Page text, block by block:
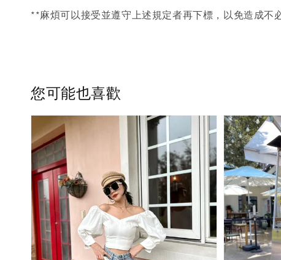
**麻煩可以接受並遵守上述規定者再下標，以免造成不
您可能也喜歡